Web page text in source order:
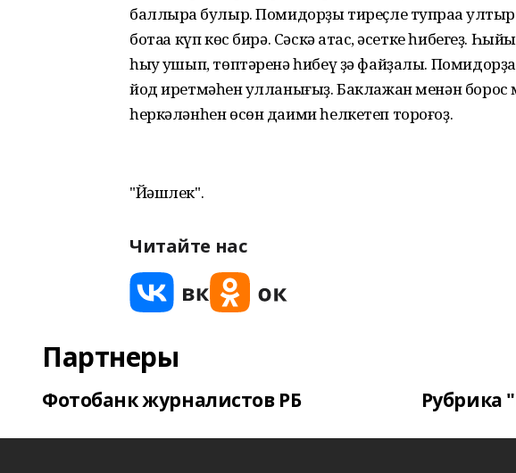
баллыраҡ булыр. Помидорҙы тиреҫле тупраҡҡа
ботаҡҡа күп көс бирә. Сәскә атҡас, әсетке һибегеҙ.
һыу ҡушып, төптәренә һибеү ҙә файҙалы.
йод иретмәһен ҡулланығыҙ. Баклажан менән
һеркәләнһен өсөн даими һелкетеп тороғоҙ.
"Йәшлек".
Читайте нас
Партнеры
Фотобанк журналистов РБ Рубрика